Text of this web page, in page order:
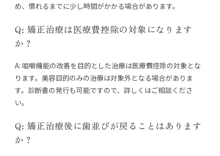
め、慣れるまでに少し時間がかかる場合があります。
Q: 矯正治療は医療費控除の対象になります
か？
A: 咀嚼機能の改善を目的とした治療は医療費控除の対象とな
ります。美容目的のみの治療は対象外となる場合がありま
す。診断書の発行も可能ですので、詳しくはご相談くださ
い。
Q: 矯正治療後に歯並びが戻ることはあります
か？